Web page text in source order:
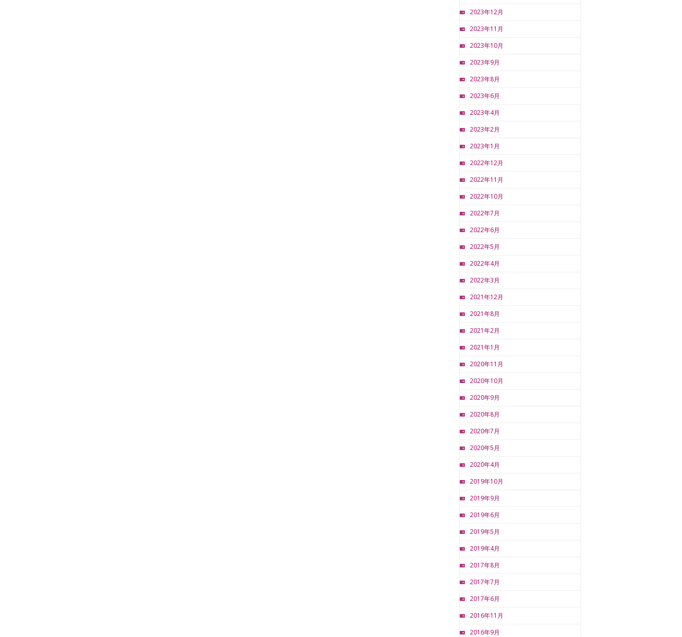
2023年12月
2023年11月
2023年10月
2023年9月
2023年8月
2023年6月
2023年4月
2023年2月
2023年1月
2022年12月
2022年11月
2022年10月
2022年7月
2022年6月
2022年5月
2022年4月
2022年3月
2021年12月
2021年8月
2021年2月
2021年1月
2020年11月
2020年10月
2020年9月
2020年8月
2020年7月
2020年5月
2020年4月
2019年10月
2019年9月
2019年6月
2019年5月
2019年4月
2017年8月
2017年7月
2017年6月
2016年11月
2016年9月